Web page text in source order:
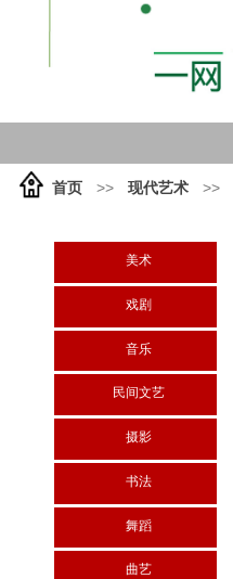
首页 >> 现代艺术 >>
美术
戏剧
音乐
民间文艺
摄影
书法
舞蹈
曲艺